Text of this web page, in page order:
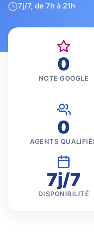
7j/7, de 7h à 21h
0
NOTE GOOGLE
0
AGENTS
7j/7
DISPONIBILITÉ